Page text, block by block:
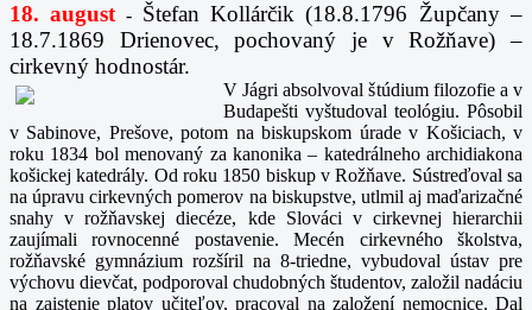
18. august -
Štefan Kollárčik (18.8.1796 Župčany –
18.7.1869 Drienovec, pochovaný je v Rožňave) –
cirkevný hodnostár.
V Jágri absolvoval štúdium filozofie a v
Budapešti vyštudoval teológiu. Pôsobil
v Sabinove, Prešove, potom na biskupskom úrade v Košiciach, v
roku 1834 bol menovaný za kanonika – katedrálneho archidiakona
košickej katedrály. Od roku 1850 biskup v Rožňave. Sústreďoval sa
na úpravu cirkevných pomerov na biskupstve, utlmil aj maďarizačné
snahy v rožňavskej diecéze, kde Slováci v cirkevnej hierarchii
zaujímali rovnocenné postavenie. Mecén cirkevného školstva,
rožňavské gymnázium rozšíril na 8-triedne, vybudoval ústav pre
výchovu dievčat, podporoval chudobných študentov, založil nadáciu
na zaistenie platov učiteľov, pracoval na založení nemocnice. Dal